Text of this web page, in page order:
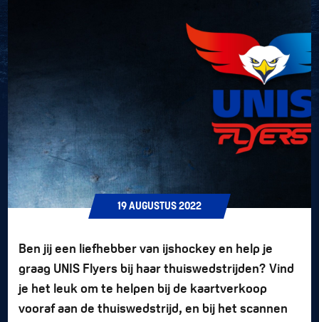
19 AUGUSTUS 2022
Ben jij een liefhebber van ijshockey en help je
graag UNIS Flyers bij haar thuiswedstrijden? Vind
je het leuk om te helpen bij de kaartverkoop
vooraf aan de thuiswedstrijd, en bij het scannen